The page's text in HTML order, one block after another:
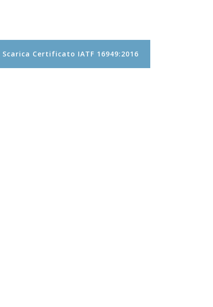
Scarica Certificato IATF 16949:2016